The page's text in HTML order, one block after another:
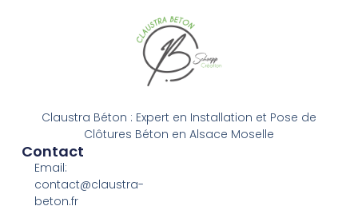
Claustra Béton : Expert en Installation et Pose de
Clôtures Béton en Alsace Moselle
Contact
Email:
contact@claustra-
beton.fr